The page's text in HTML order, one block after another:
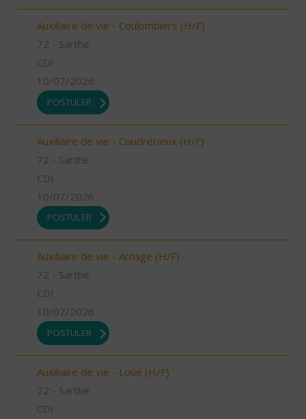
Auxiliaire de vie - Coulombiers (H/F)
72 - Sarthe
CDI
10/07/2026
POSTULER
Auxiliaire de vie - Coudrecieux (H/F)
72 - Sarthe
CDI
10/07/2026
POSTULER
Auxiliaire de vie - Arnage (H/F)
72 - Sarthe
CDI
10/07/2026
POSTULER
Auxiliaire de vie - Loué (H/F)
72 - Sarthe
CDI